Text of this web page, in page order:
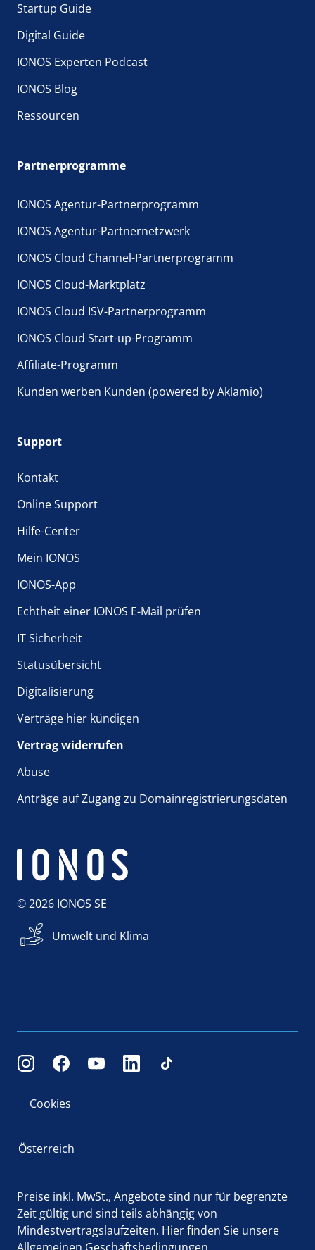
Startup Guide
Digital Guide
IONOS Experten Podcast
IONOS Blog
Ressourcen
Partnerprogramme
IONOS Agentur-Partnerprogramm
IONOS Agentur-Partnernetzwerk
IONOS Cloud Channel-Partnerprogramm
IONOS Cloud-Marktplatz
IONOS Cloud ISV-Partnerprogramm
IONOS Cloud Start-up-Programm
Affiliate-Programm
Kunden werben Kunden (powered by Aklamio)
Support
Kontakt
Online Support
Hilfe-Center
Mein IONOS
IONOS-App
Echtheit einer IONOS E-Mail prüfen
IT Sicherheit
Statusübersicht
Digitalisierung
Verträge hier kündigen
Vertrag widerrufen
Abuse
Anträge auf Zugang zu Domainregistrierungsdaten
© 2026 IONOS SE
Umwelt und Klima
Cookies
Österreich
Preise inkl. MwSt., Angebote sind nur für begrenzte
Zeit gültig und sind teils abhängig von
Mindestvertragslaufzeiten. Hierfinden Sie unsere